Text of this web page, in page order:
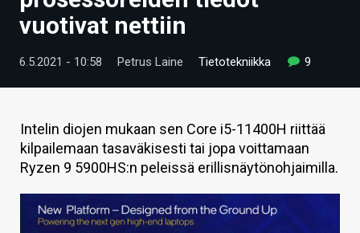
VIDEOT
TECHBBS
HINTA.FI
KAUPPA
VAIHDA TEEMA
vuotivat nettiin
6.5.2021 - 10:58 Petrus Laine Tietotekniikka 9
Intelin diojen mukaan sen Core i5-11400H riittää
kilpailemaan tasaväkisesti tai jopa voittamaan
Ryzen 9 5900HS:n peleissä erillisnäytönohjaimilla.